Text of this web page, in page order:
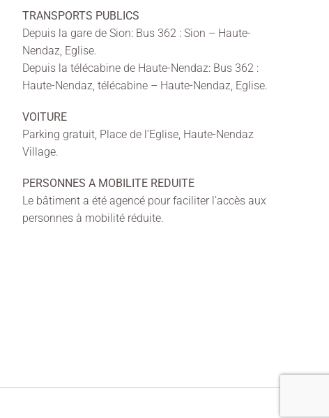
TRANSPORTS PUBLICS
Depuis la gare de Sion: Bus 362 : Sion – Haute-
Nendaz, Eglise.
Depuis la télécabine de Haute-Nendaz: Bus 362 :
Haute-Nendaz, télécabine – Haute-Nendaz, Eglise.
VOITURE
Parking gratuit, Place de l’Eglise, Haute-Nendaz
Village.
PERSONNES A MOBILITE REDUITE
Le bâtiment a été agencé pour faciliter l’accès aux
personnes à mobilité réduite.